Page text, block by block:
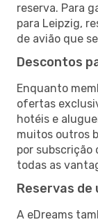
reserva. Para
para Leipzig,
de avião que
Descontos
Enquanto
ofertas
hotéis e
muitos outros
por subscrição
todas as
Reservas de
A eDreams